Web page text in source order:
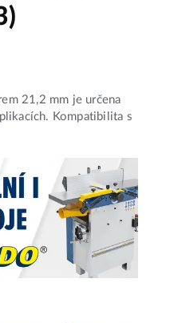
21,2 mm je určena
Kompatibilita s